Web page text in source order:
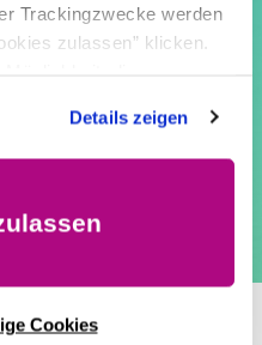
Trackingzwecke werden
zulassen” klicken.
Details zeigen
Cookies
CUBE PRO
Luftfiltern